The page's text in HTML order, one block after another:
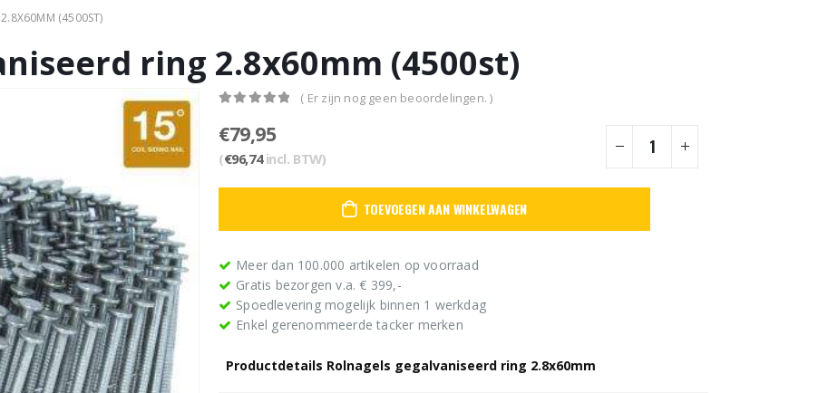
2.8X60MM (4500ST)
ring 2.8x60mm (4500st)
( Er zijn nog geen beoordelingen. )
€79,95
(€96,74incl. BTW)
TOEVOEGEN AAN WINKELWAGEN
Meer dan 100.000 artikelen op voorraad
Gratis bezorgen v.a. € 399,-
Spoedlevering mogelijk binnen 1 werkdag
Enkel gerenommeerde tacker merken
Productdetails Rolnagels gegalvaniseerd ring 2.8x60mm